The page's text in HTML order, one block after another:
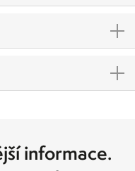
informace.